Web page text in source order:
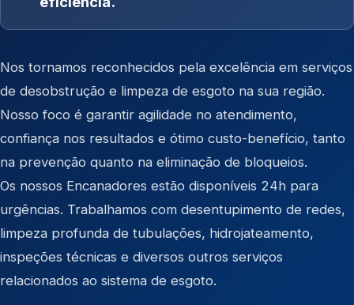
Nos tornamos reconhecidos pela excelência em serviços
de desobstrução e limpeza de esgoto na sua região.
Nosso foco é garantir agilidade no atendimento,
confiança nos resultados e ótimo custo-benefício, tanto
na prevenção quanto na eliminação de bloqueios.
Os nossos Encanadores estão disponíveis 24h para
urgências. Trabalhamos com desentupimento de redes,
limpeza profunda de tubulações, hidrojateamento,
inspeções técnicas e diversos outros serviços
relacionados ao sistema de esgoto.